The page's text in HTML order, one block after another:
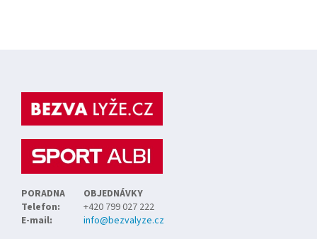
PORADNA
OBJEDNÁVKY
Telefon:
+420 799 027 222
E-mail:
info@bezvalyze.cz